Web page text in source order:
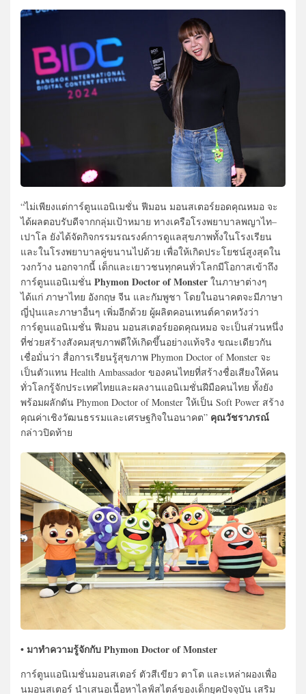
“ไม่เพียงแต่การ์ตูนแอนิเมชั่น ฟีมอน มอนสเตอร์ยอดคุณหมอ จะ
ได้ผลตอบรับดีจากกลุ่มเป้าหมาย ทางเครือโรงพยาบาลพญาไท–
เปาโล ยังได้จัดกิจกรรมรณรงค์การดูแลสุขภาพทั้งในโรงเรียน
และในโรงพยาบาลคู่ขนานไปด้วย เพื่อให้เกิดประโยชน์สูงสุดใน
วงกว้าง นอกจากนี้ เด็กและเยาวชนทุกคนทั่วโลกมีโอกาสเข้าถึง
การ์ตูนแอนิเมชั่น Phymon Doctor of Monster ในภาษาต่างๆ
ได้แก่ ภาษาไทย อังกฤษ จีน และกัมพูชา โดยในอนาคตจะมีภาษา
ญี่ปุ่นและภาษาอื่นๆ เพิ่มอีกด้วย ผู้ผลิตคอนเทนต์คาดหวังว่า
การ์ตูนแอนิเมชั่น ฟีมอน มอนสเตอร์ยอดคุณหมอ จะเป็นส่วนหนึ่ง
ที่ช่วยสร้างสังคมสุขภาพดีให้เกิดขึ้นอย่างแท้จริง ขณะเดียวกัน
เชื่อมั่นว่า สื่อการเรียนรู้สุขภาพ Phymon Doctor of Monster จะ
เป็นตัวแทน Health Ambassador ของคนไทยที่สร้างชื่อเสียงให้คน
ทั่วโลกรู้จักประเทศไทยและผลงานแอนิเมชั่นฝีมือคนไทย ทั้งยัง
พร้อมผลักดัน Phymon Doctor of Monster ให้เป็น Soft Power สร้าง
คุณค่าเชิงวัฒนธรรมและเศรษฐกิจในอนาคต” คุณวัชราภรณ์
กล่าวปิดท้าย
• มาทำความรู้จักกับ Phymon Doctor of Monster
การ์ตูนแอนิเมชั่นมอนสเตอร์ ตัวสีเขียว ตาโต และเหล่าผองเพื่อ
นมอนสเตอร์ นำเสนอเนื้อหาไลฟ์สไตล์ของเด็กยุคปัจจุบัน เสริม